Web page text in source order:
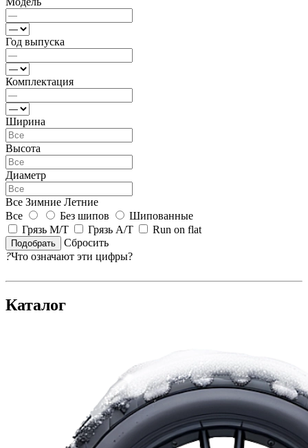
Год выпуска
Комплектация
Ширина
Высота
Диаметр
Все Зимние Летние
Все
Без шипов
Шипованные
Грязь M/T
Грязь A/T
Run on flat
Сбросить
?Что означают эти цифры?
Каталог